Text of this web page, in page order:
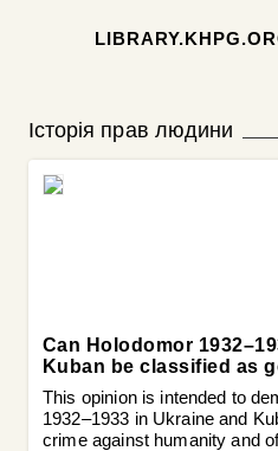
Історія прав людини
Can Holodomor
Kuban be classified as
This opinion is intended to
1932–1933 in Ukraine and
crime against humanity and